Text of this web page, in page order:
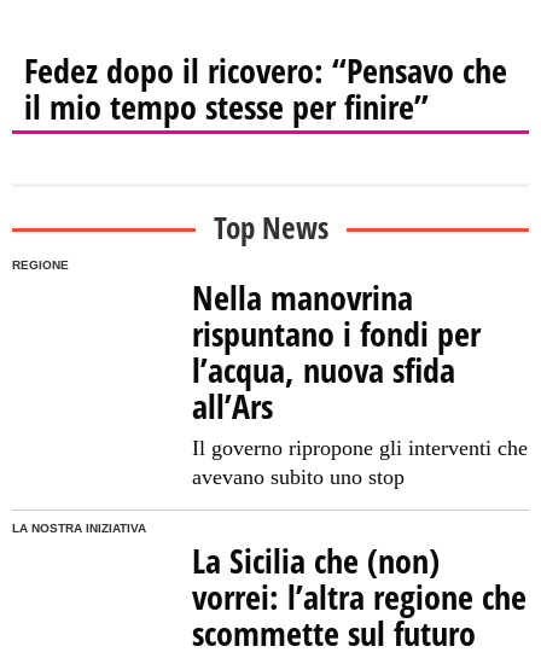
Fedez dopo il ricovero: “Pensavo che
il mio tempo stesse per finire”
Top News
REGIONE
Nella manovrina
rispuntano i fondi per
l’acqua, nuova sfida
all’Ars
Il governo ripropone gli interventi che
avevano subito uno stop
LA NOSTRA INIZIATIVA
La Sicilia che (non)
vorrei: l’altra regione che
scommette sul futuro